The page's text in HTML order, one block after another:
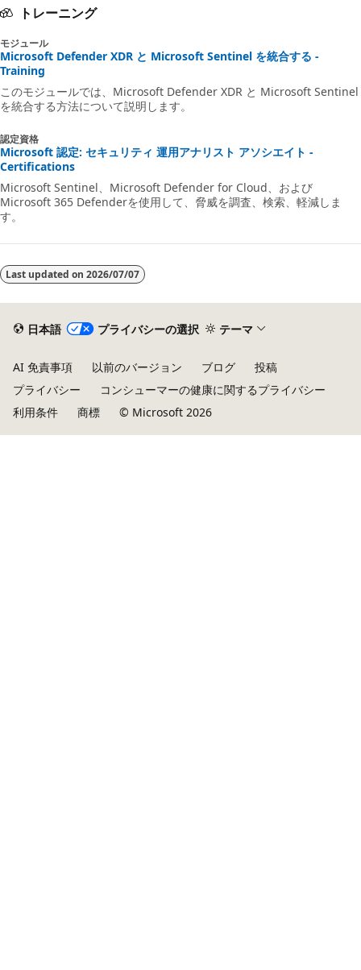
トレーニング
モジュール
Microsoft Defender XDR と Microsoft Sentinel を統合する -
Training
このモジュールでは、Microsoft Defender XDR と Microsoft Sentinel
を統合する方法について説明します。
認定資格
Microsoft 認定: セキュリティ 運用アナリスト アソシエイト -
Certifications
Microsoft Sentinel、Microsoft Defender for Cloud、および
Microsoft 365 Defenderを使用して、脅威を調査、検索、軽減しま
す。
Last updated on 2026/07/07
日本語 プライバシーの選択 テーマ
AI 免責事項 以前のバージョン ブログ
投稿
プライバシー
コンシューマーの健康に関するプライバシー
利用条件
商標 © Microsoft 2026